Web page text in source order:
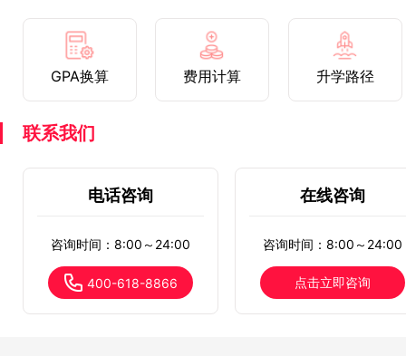
GPA换算 费用计算 升学路径
联系我们
电话咨询
咨询时间：8:00～24:00
400-618-8866
在线咨询
咨询时间：8:00～24:00
点击立即咨询